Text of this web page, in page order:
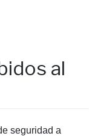
al
seguridad a